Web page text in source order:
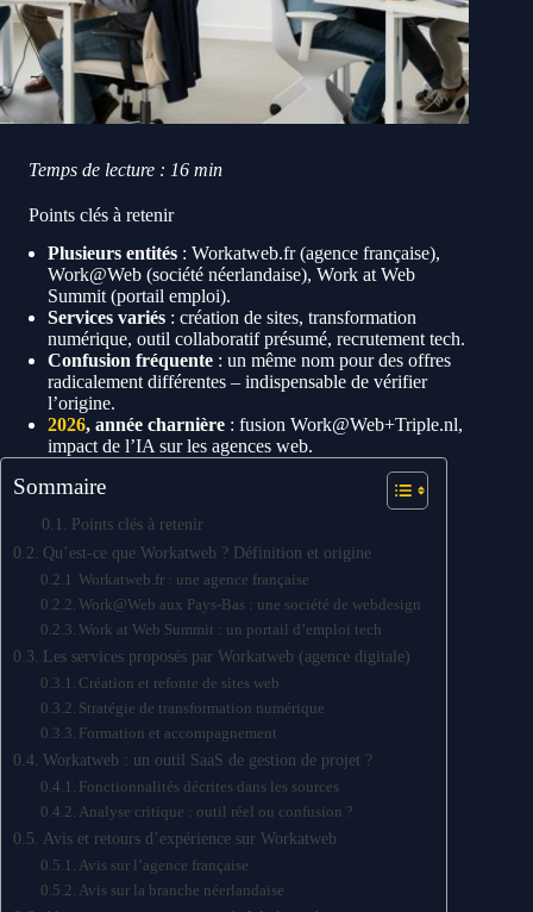
Temps de lecture : 16 min
Points clés à retenir
Plusieurs entités : Workatweb.fr (agence française),
Work@Web (société néerlandaise), Work at Web
Summit (portail emploi).
Services variés : création de sites, transformation
numérique, outil collaboratif présumé, recrutement tech.
Confusion fréquente : un même nom pour des offres
radicalement différentes – indispensable de vérifier
l’origine.
2026, année charnière : fusion Work@Web+Triple.nl,
impact de l’IA sur les agences web.
Sommaire
Points clés à retenir
Qu’est-ce que Workatweb ? Définition et origine
Workatweb.fr : une agence française
Work@Web aux Pays-Bas : une société de webdesign
Work at Web Summit : un portail d’emploi tech
Les services proposés par Workatweb (agence digitale)
Création et refonte de sites web
Stratégie de transformation numérique
Formation et accompagnement
Workatweb : un outil SaaS de gestion de projet ?
Fonctionnalités décrites dans les sources
Analyse critique : outil réel ou confusion ?
Avis et retours d’expérience sur Workatweb
Avis sur l’agence française
Avis sur la branche néerlandaise